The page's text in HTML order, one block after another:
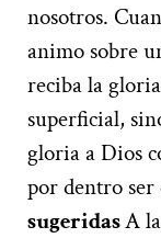
nosotros.
animo sobre
reciba la
superficial,
gloria a Dios
por dentro
sugeridasA